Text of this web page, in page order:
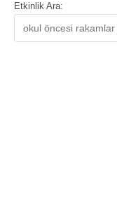
Etkinlik Ara: